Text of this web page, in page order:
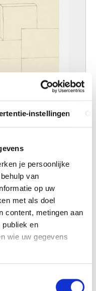
instellingen
je persoonlijke
van
op uw
met als doel
content, metingen aan
en
wie uw gegevens
uw geografische